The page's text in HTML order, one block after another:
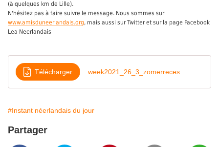
(à quelques km de Lille).
N'hésitez pas à faire suivre le message. Nous sommes sur
www.amisduneerlandais.org, mais aussi sur Twitter et sur la page Facebook
Lea Neerlandais
Télécharger week2021_26_3_zomerreces
#Instant néerlandais du jour
Partager